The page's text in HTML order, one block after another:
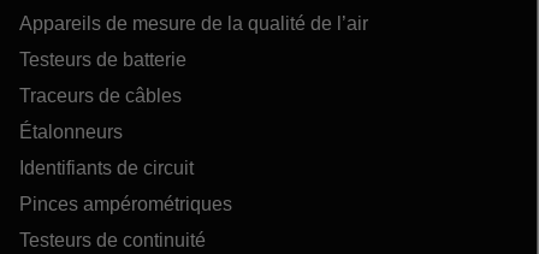
Appareils de mesure de la qualité de l’air
Testeurs de batterie
Traceurs de câbles
Étalonneurs
Identifiants de circuit
Pinces ampérométriques
Testeurs de continuité